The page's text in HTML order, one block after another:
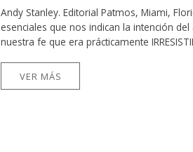
Andy Stanley. Editorial Patmos, Miami,
esenciales que nos indican la intención
nuestra fe que era prácticamente
VER MÁS